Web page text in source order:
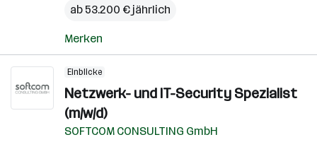
ab 53.200 € jährlich
Merken
Einblicke
Netzwerk- und IT-Security Spezialist
(m/w/d)
SOFTCOM CONSULTING GmbH